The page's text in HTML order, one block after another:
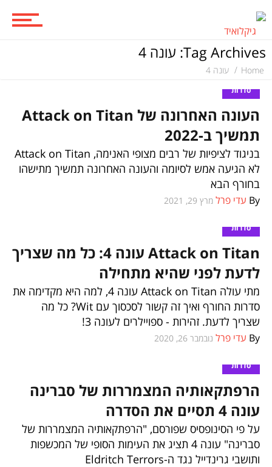
משחקים
ספרים וקומיקס
וכל השאר
Tag Archives: עונה 4
Home עונה 4
סדרות
העונה האחרונה של Attack on Titan
תמשיך ב-2022
בניגוד לציפיות של רבים מצופי האנימה, Attack on Titan
לא הגיעה אמש לסיומה והעונה האחרונה תמשיך מתישהו
בחורף הבא
By עדי פרל מרץ 29, 2021
סדרות
Attack on Titan עונה 4: כל מה שצריך
לדעת לפני שהיא מתחילה
מתי עולה Attack on Titan עונה 4, למה היא מקדימה את
סדרות החורף ואיך זה קשור לסכסוך עם Wit? כל מה
שצריך לדעת. זהירות - ספויילרים לעונה 3!
By עדי פרל נובמבר 26, 2020
סדרות
הרפתקאותיה המצמררות של סברינה
עונה 4 תסיים את הסדרה
על פי הסינופסיס שפורסם, "הרפתקאותיה המצמררות של
סברינה" עונה 4 תציג את העימות הסופי של המכשפות
ותושבי גרינדייל נגד ה-Eldritch Terrors